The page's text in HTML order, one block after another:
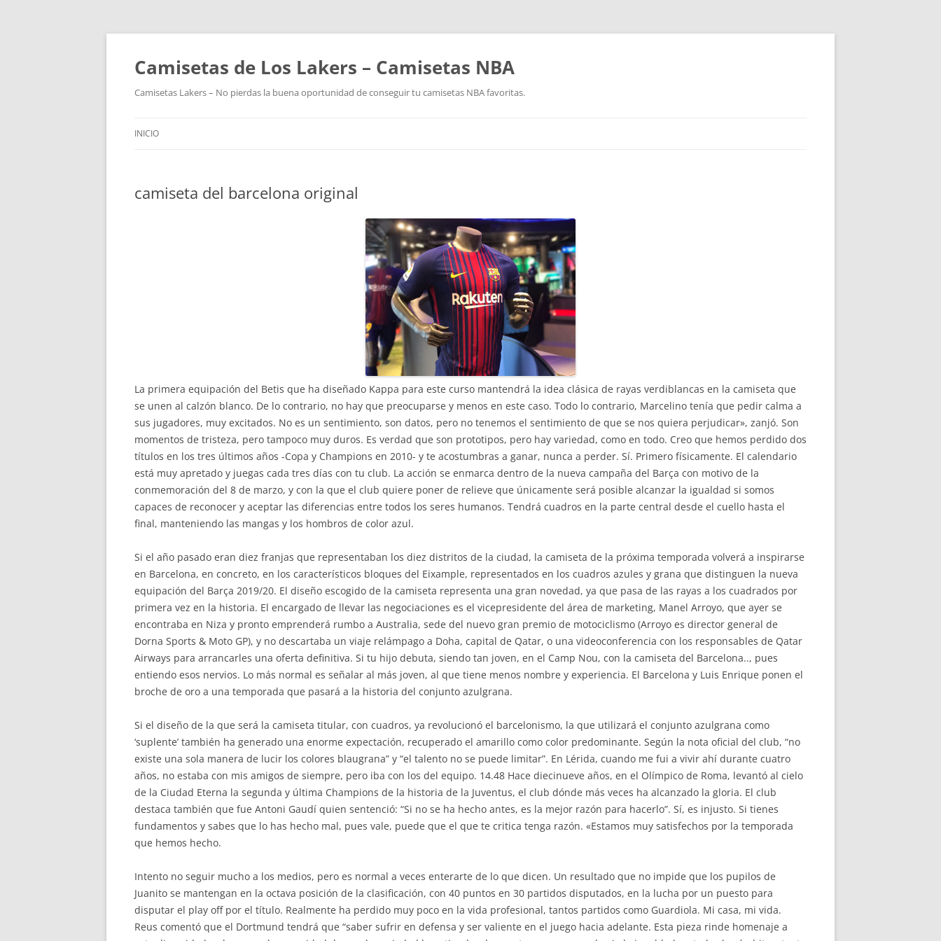
Camisetas de Los Lakers – Camisetas NBA
Camisetas Lakers – No pierdas la buena oportunidad de conseguir tu camisetas NBA favoritas.
INICIO
camiseta del barcelona original
La primera equipación del Betis que ha diseñado Kappa para este curso mantendrá la idea clásica de rayas verdiblancas en la camiseta que
se unen al calzón blanco. De lo contrario, no hay que preocuparse y menos en este caso. Todo lo contrario, Marcelino tenía que pedir calma a
sus jugadores, muy excitados. No es un sentimiento, son datos, pero no tenemos el sentimiento de que se nos quiera perjudicar», zanjó. Son
momentos de tristeza, pero tampoco muy duros. Es verdad que son prototipos, pero hay variedad, como en todo. Creo que hemos perdido dos
títulos en los tres últimos años -Copa y Champions en 2010- y te acostumbras a ganar, nunca a perder. Sí. Primero físicamente. El calendario
está muy apretado y juegas cada tres días con tu club. La acción se enmarca dentro de la nueva campaña del Barça con motivo de la
conmemoración del 8 de marzo, y con la que el club quiere poner de relieve que únicamente será posible alcanzar la igualdad si somos
capaces de reconocer y aceptar las diferencias entre todos los seres humanos. Tendrá cuadros en la parte central desde el cuello hasta el
final, manteniendo las mangas y los hombros de color azul.
Si el año pasado eran diez franjas que representaban los diez distritos de la ciudad, la camiseta de la próxima temporada volverá a inspirarse
en Barcelona, en concreto, en los característicos bloques del Eixample, representados en los cuadros azules y grana que distinguen la nueva
equipación del Barça 2019/20. El diseño escogido de la camiseta representa una gran novedad, ya que pasa de las rayas a los cuadrados por
primera vez en la historia. El encargado de llevar las negociaciones es el vicepresidente del área de marketing, Manel Arroyo, que ayer se
encontraba en Niza y pronto emprenderá rumbo a Australia, sede del nuevo gran premio de motociclismo (Arroyo es director general de
Dorna Sports & Moto GP), y no descartaba un viaje relámpago a Doha, capital de Qatar, o una videoconferencia con los responsables de Qatar
Airways para arrancarles una oferta definitiva. Si tu hijo debuta, siendo tan joven, en el Camp Nou, con la camiseta del Barcelona.., pues
entiendo esos nervios. Lo más normal es señalar al más joven, al que tiene menos nombre y experiencia. El Barcelona y Luis Enrique ponen el
broche de oro a una temporada que pasará a la historia del conjunto azulgrana.
Si el diseño de la que será la camiseta titular, con cuadros, ya revolucionó el barcelonismo, la que utilizará el conjunto azulgrana como
‘suplente’ también ha generado una enorme expectación, recuperado el amarillo como color predominante. Según la nota oficial del club, “no
existe una sola manera de lucir los colores blaugrana” y “el talento no se puede limitar”. En Lérida, cuando me fui a vivir ahí durante cuatro
años, no estaba con mis amigos de siempre, pero iba con los del equipo. 14.48 Hace diecinueve años, en el Olímpico de Roma, levantó al cielo
de la Ciudad Eterna la segunda y última Champions de la historia de la Juventus, el club dónde más veces ha alcanzado la gloria. El club
destaca también que fue Antoni Gaudí quien sentenció: “Si no se ha hecho antes, es la mejor razón para hacerlo”. Sí, es injusto. Si tienes
fundamentos y sabes que lo has hecho mal, pues vale, puede que el que te critica tenga razón. «Estamos muy satisfechos por la temporada
que hemos hecho.
Intento no seguir mucho a los medios, pero es normal a veces enterarte de lo que dicen. Un resultado que no impide que los pupilos de
Juanito se mantengan en la octava posición de la clasificación, con 40 puntos en 30 partidos disputados, en la lucha por un puesto para
disputar el play off por el título. Realmente ha perdido muy poco en la vida profesional, tantos partidos como Guardiola. Mi casa, mi vida.
Reus comentó que el Dortmund tendrá que “saber sufrir en defensa y ser valiente en el juego hacia adelante. Esta pieza rinde homenaje a